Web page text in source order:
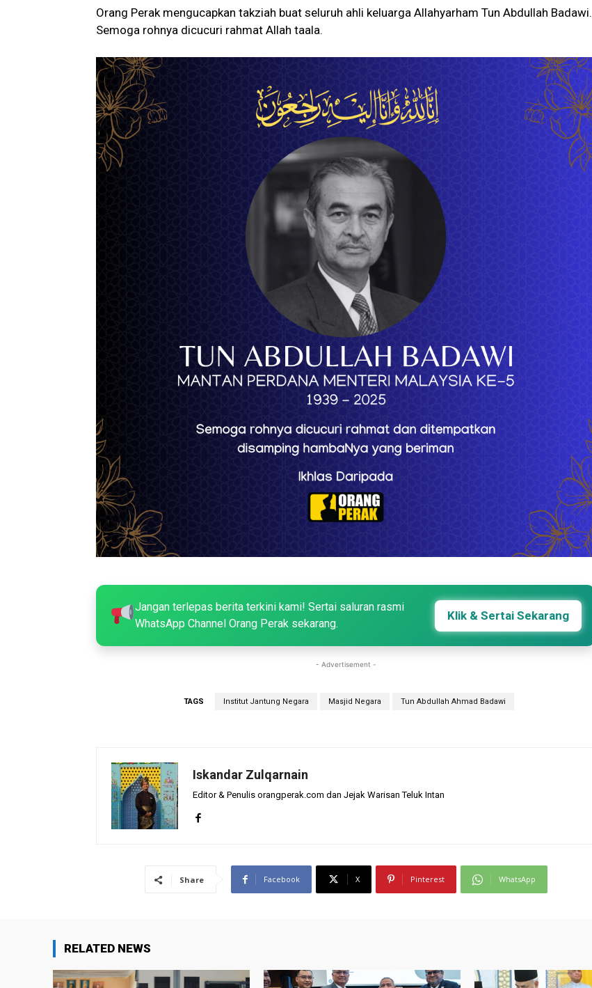
Orang Perak mengucapkan takziah buat seluruh ahli keluarga Allahyarham Tun Abdullah Badawi.
Semoga rohnya dicucuri rahmat Allah taala.
Jangan terlepas berita terkini kami! Sertai saluran rasmi
WhatsApp Channel Orang Perak sekarang.
Klik & Sertai Sekarang
- Advertisement -
TAGS Institut Jantung Negara Masjid Negara Tun Abdullah Ahmad Badawi
Iskandar Zulqarnain
Editor & Penulis orangperak.com dan Jejak Warisan Teluk Intan
Share Facebook X Pinterest WhatsApp
RELATED NEWS